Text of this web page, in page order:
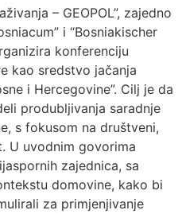
– GEOPOL”, zajedno
i “Bosniakischer
konferenciju
kao sredstvo jačanja
i Hercegovine”. Cilj je da
produbljivanja saradnje
s fokusom na društveni,
U uvodnim govorima
zajednica, sa
domovine, kako bi
za primjenjivanje